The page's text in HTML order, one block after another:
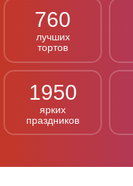
760
лучших
тортов
1950
ярких
праздников